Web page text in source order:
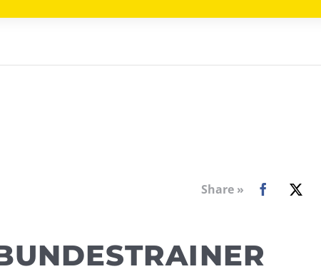
Share »